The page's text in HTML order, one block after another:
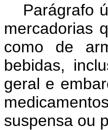
Parágrafo
mercadorias
como de
bebidas,
geral e
suspensa ou